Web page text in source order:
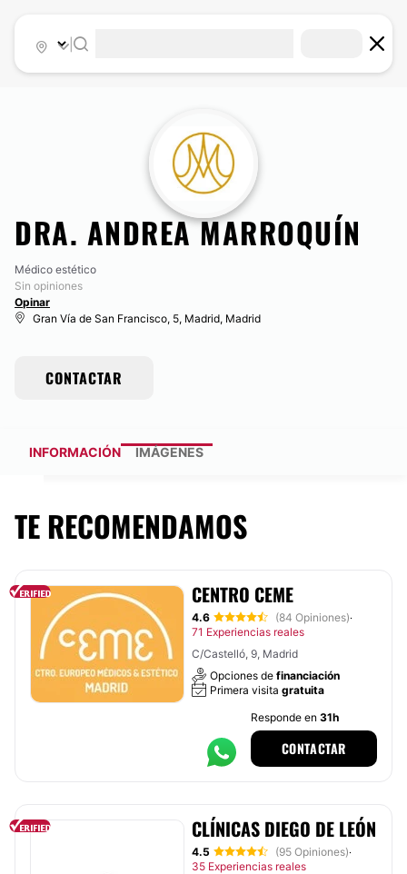
DRA. ANDREA MARROQUÍN
Médico estético
Sin opiniones
Opinar
Gran Vía de San Francisco, 5, Madrid, Madrid
CONTACTAR
INFORMACIÓN IMÁGENES
TE RECOMENDAMOS
CENTRO CEME
4.6 (84 Opiniones)·
71 Experiencias reales
C/Castelló, 9, Madrid
Opciones de financiación
Primera visita gratuita
Responde en 31h
CONTACTAR
CLÍNICAS DIEGO DE LEÓN
4.5 (95 Opiniones)·
35 Experiencias reales